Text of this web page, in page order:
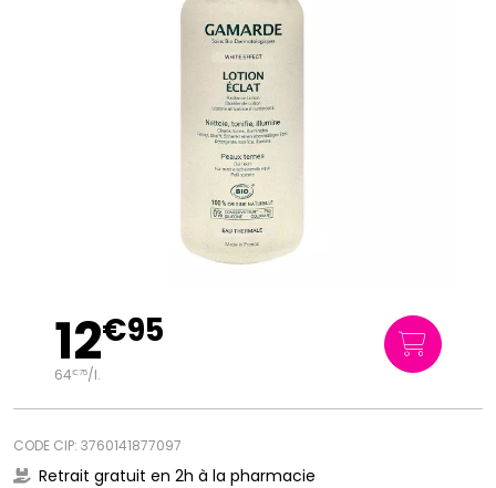
12€95
64€75/l.
CODE CIP: 3760141877097
Retrait gratuit en 2h à la pharmacie